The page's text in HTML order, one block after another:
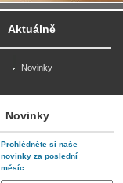
Aktuálně
Novinky
Novinky
Prohlédněte si naše
novinky za poslední
měsíc ...